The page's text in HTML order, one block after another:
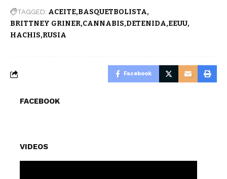
TAGGED: ACEITE BASQUETBOLISTA
BRITTNEY GRINER CANNABIS DETENIDA EEUU
HACHIS RUSIA
Facebook
FACEBOOK
VIDEOS